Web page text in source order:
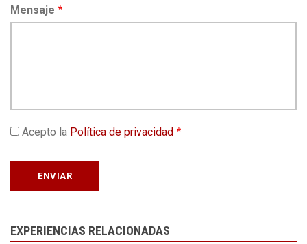
Mensaje
Acepto la Política de privacidad
EXPERIENCIAS RELACIONADAS